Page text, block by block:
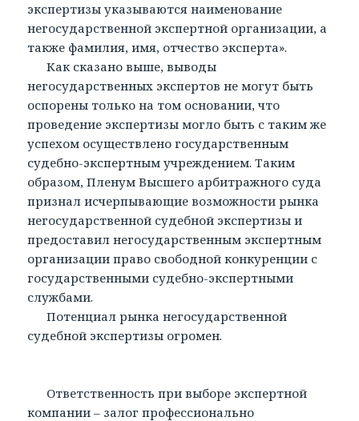
экспертизы указываются наименование
негосударственной экспертной организации, а
также фамилия, имя, отчество эксперта».
Как сказано выше, выводы
негосударственных экспертов не могут быть
оспорены только на том основании, что
проведение экспертизы могло быть с таким же
успехом осуществлено государственным
судебно-экспертным учреждением. Таким
образом, Пленум Высшего арбитражного суда
признал исчерпывающие возможности рынка
негосударственной судебной экспертизы и
предоставил негосударственным экспертным
организации право свободной конкуренции с
государственными судебно-экспертными
службами.
Потенциал рынка негосударственной
судебной экспертизы огромен.
Ответственность при выборе экспертной
компании – залог профессионально